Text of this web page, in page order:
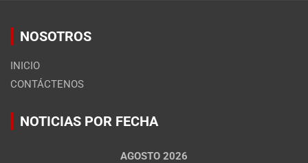
NOSOTROS
INICIO
CONTÁCTENOS
NOTICIAS POR FECHA
AGOSTO 2026